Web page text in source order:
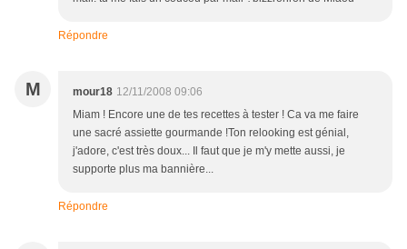
Répondre
M mour18 12/11/2008 09:06
Miam ! Encore une de tes recettes à tester ! Ca va me faire
une sacré assiette gourmande !Ton relooking est génial,
j'adore, c'est très doux... Il faut que je m'y mette aussi, je
supporte plus ma bannière...
Répondre